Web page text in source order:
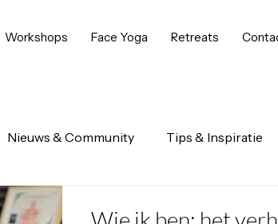
Workshops Face Yoga Retreats
Nieuws & Community Tips & Inspiratie